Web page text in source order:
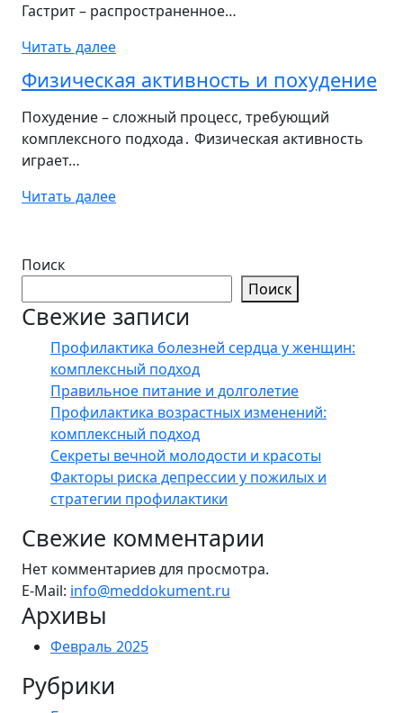
Гастрит – распространенное…
Читать далее
Физическая активность и похудение
Похудение – сложный процесс, требующий
комплексного подхода․ Физическая активность
играет…
Читать далее
Поиск
Поиск
Свежие записи
Профилактика болезней сердца у женщин:
комплексный подход
Правильное питание и долголетие
Профилактика возрастных изменений:
комплексный подход
Секреты вечной молодости и красоты
Факторы риска депрессии у пожилых и
стратегии профилактики
Свежие комментарии
Нет комментариев для просмотра.
E-Mail: info@meddokument.ru
Архивы
Февраль 2025
Рубрики